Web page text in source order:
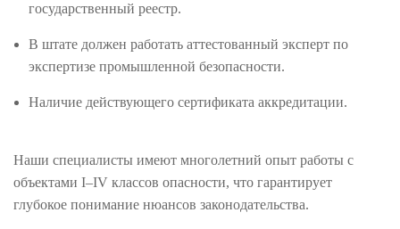
государственный реестр.
В штате должен работать аттестованный эксперт по
экспертизе промышленной безопасности.
Наличие действующего сертификата аккредитации.
Наши специалисты имеют многолетний опыт работы с
объектами I–IV классов опасности, что гарантирует
глубокое понимание нюансов законодательства.